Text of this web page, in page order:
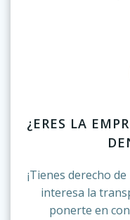
¿ERES LA
¡Tienes derecho
interesa la
ponerte en